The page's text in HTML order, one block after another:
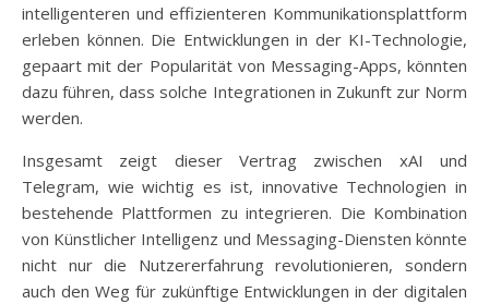
intelligenteren und effizienteren Kommunikationsplattform
erleben können. Die Entwicklungen in der KI-Technologie,
gepaart mit der Popularität von Messaging-Apps, könnten
dazu führen, dass solche Integrationen in Zukunft zur Norm
werden.
Insgesamt zeigt dieser Vertrag zwischen xAI und
Telegram, wie wichtig es ist, innovative Technologien in
bestehende Plattformen zu integrieren. Die Kombination
von Künstlicher Intelligenz und Messaging-Diensten könnte
nicht nur die Nutzererfahrung revolutionieren, sondern
auch den Weg für zukünftige Entwicklungen in der digitalen